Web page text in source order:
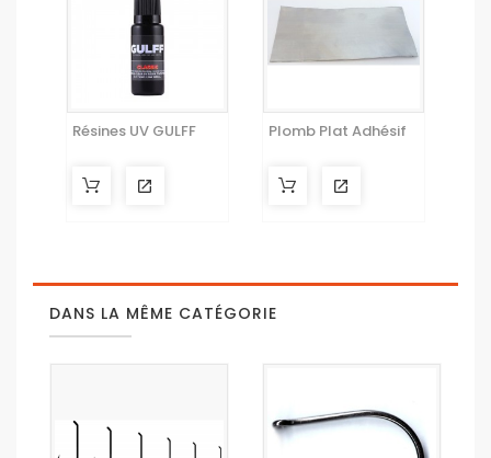
Résines UV GULFF Plomb Plat Adhésif
DANS LA MÊME CATÉGORIE